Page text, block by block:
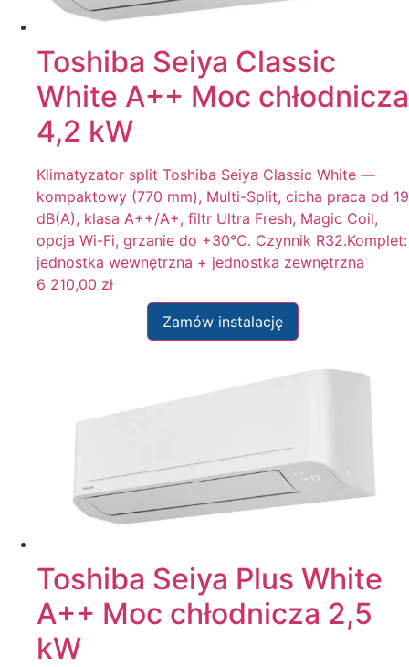
Toshiba Seiya Classic
White A++ Moc chłodnicza
4,2 kW
Klimatyzator split Toshiba Seiya Classic White —
kompaktowy (770 mm), Multi-Split, cicha praca od 19
dB(A), klasa A++/A+, filtr Ultra Fresh, Magic Coil,
opcja Wi-Fi, grzanie do +30°C. Czynnik R32.Komplet:
jednostka wewnętrzna + jednostka zewnętrzna
6 210,00 zł
Zamów instalację
Toshiba Seiya Plus White
A++ Moc chłodnicza 2,5
kW